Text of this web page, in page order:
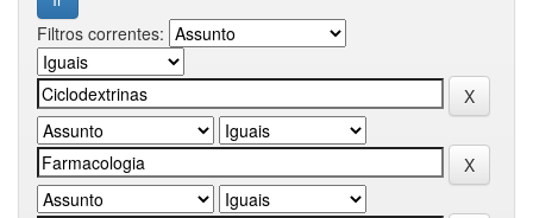
Filtros correntes: